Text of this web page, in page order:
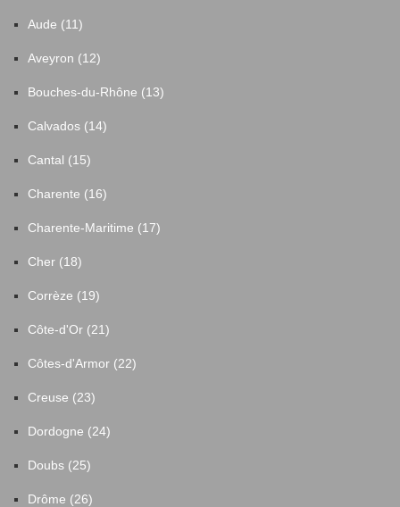
Aude (11)
Aveyron (12)
Bouches-du-Rhône (13)
Calvados (14)
Cantal (15)
Charente (16)
Charente-Maritime (17)
Cher (18)
Corrèze (19)
Côte-d'Or (21)
Côtes-d'Armor (22)
Creuse (23)
Dordogne (24)
Doubs (25)
Drôme (26)